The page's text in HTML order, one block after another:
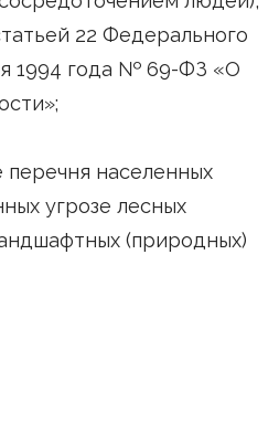
22 Федерального
1994 года № 69-ФЗ «О
перечня населенных
угрозе лесных
(природных)